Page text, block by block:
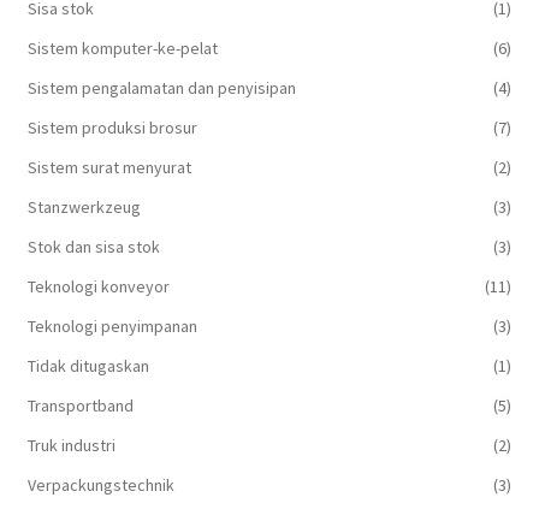
Sisa stok
(1)
Sistem komputer-ke-pelat
(6)
Sistem pengalamatan dan penyisipan
(4)
Sistem produksi brosur
(7)
Sistem surat menyurat
(2)
Stanzwerkzeug
(3)
Stok dan sisa stok
(3)
Teknologi konveyor
(11)
Teknologi penyimpanan
(3)
Tidak ditugaskan
(1)
Transportband
(5)
Truk industri
(2)
Verpackungstechnik
(3)